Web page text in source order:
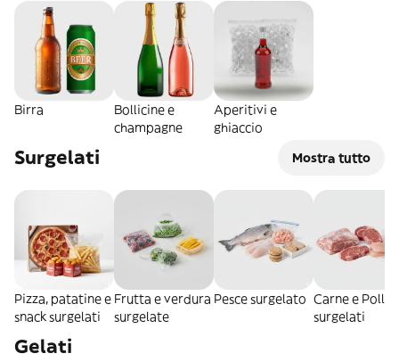
Birra
Bollicine e
champagne
Aperitivi e
ghiaccio
Surgelati Mostra tutto
Pizza, patatine e
snack surgelati
Frutta e verdura
surgelate
Pesce surgelato Carne e Pollo
surgelati
Gelati